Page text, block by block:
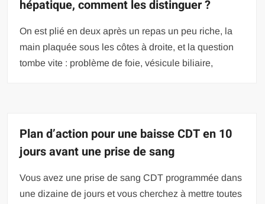
hépatique, comment les distinguer ?
On est plié en deux après un repas un peu riche, la
main plaquée sous les côtes à droite, et la question
tombe vite : problème de foie, vésicule biliaire,
Plan d’action pour une baisse CDT en 10
jours avant une prise de sang
Vous avez une prise de sang CDT programmée dans
une dizaine de jours et vous cherchez à mettre toutes